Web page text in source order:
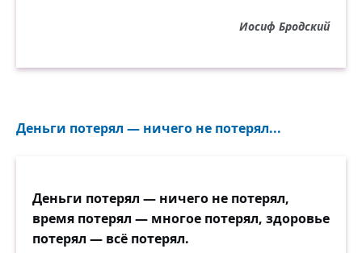
Иосиф Бродский
Деньги потерял — ничего не потерял...
Деньги потерял — ничего не потерял,
время потерял — многое потерял, здоровье
потерял — всё потерял.